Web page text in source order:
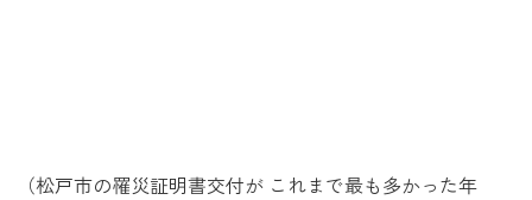
（松戸市の罹災証明書交付が これまで最も多かった年